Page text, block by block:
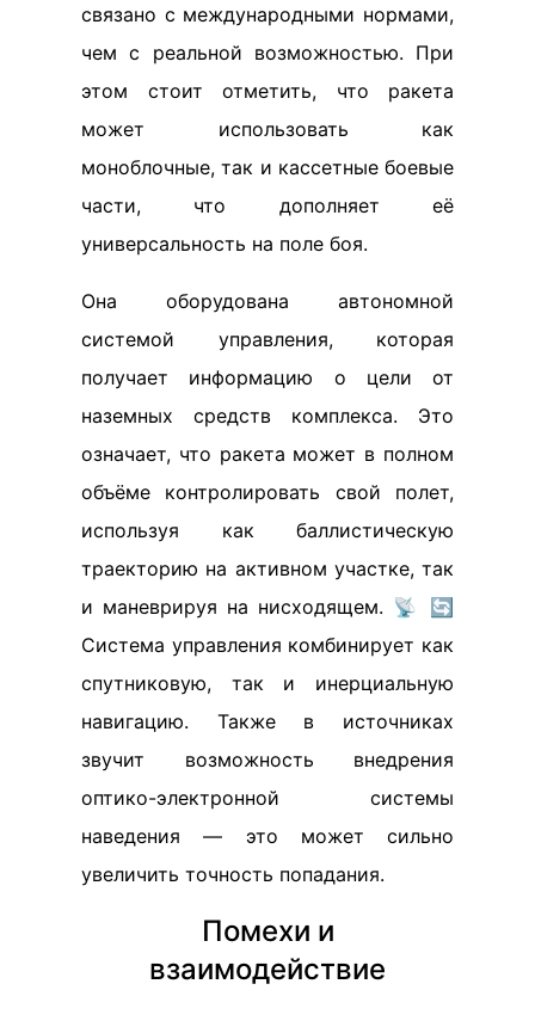
связано с международными нормами,
чем с реальной возможностью. При
этом стоит отметить, что ракета
может использовать как
моноблочные, так и кассетные боевые
части, что дополняет её
универсальность на поле боя.
Она оборудована автономной
системой управления, которая
получает информацию о цели от
наземных средств комплекса. Это
означает, что ракета может в полном
объёме контролировать свой полет,
используя как баллистическую
траекторию на активном участке, так
и маневрируя на нисходящем. 📡 🔄
Система управления комбинирует как
спутниковую, так и инерциальную
навигацию. Также в источниках
звучит возможность внедрения
оптико-электронной системы
наведения — это может сильно
увеличить точность попадания.
Помехи и
взаимодействие